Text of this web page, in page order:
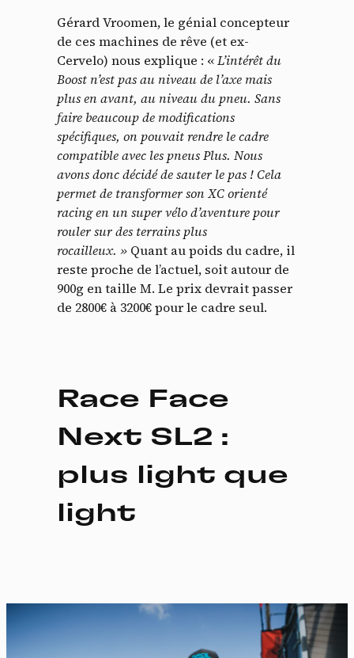
Gérard Vroomen, le génial concepteur
de ces machines de rêve (et ex-
Cervelo) nous explique : «L’intérêt du
Boost n’est pas au niveau de l’axe mais
plus en avant, au niveau du pneu. Sans
faire beaucoup de modifications
spécifiques, on pouvait rendre le cadre
compatible avec les pneus Plus. Nous
avons donc décidé de sauter le pas ! Cela
permet de transformer son XC orienté
racing en un super vélo d’aventure pour
rouler sur des terrains plus
rocailleux. » Quant au poids du cadre, il
reste proche de l’actuel, soit autour de
900g en taille M. Le prix devrait passer
de 2800€ à 3200€ pour le cadre seul.
Race Face
Next SL2 :
plus light que
light